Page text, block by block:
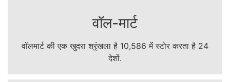
वॉल-मार्ट
वॉलमार्ट की एक खुदरा श्रृंखला है 10,586 में स्टोर करता है 24
देशों.